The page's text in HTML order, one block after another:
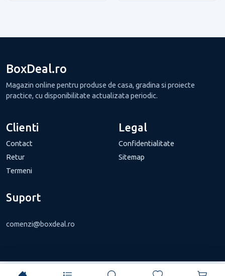
BoxDeal.ro
Magazin online pentru produse de casa, gradina si proiecte
practice, cu disponibilitate actualizata periodic.
Clienti
Contact
Retur
Termeni
Legal
Confidentialitate
Sitemap
Suport
comenzi@boxdeal.ro